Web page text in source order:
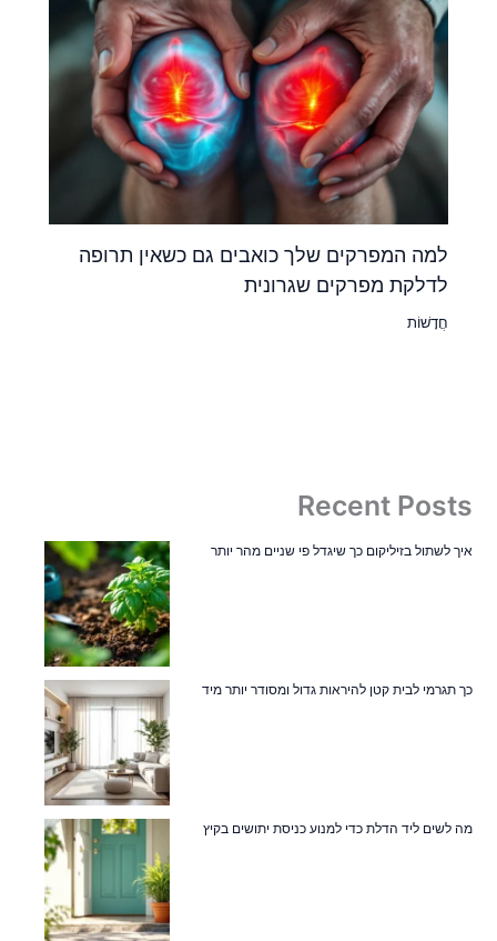
למה המפרקים שלך כואבים גם כשאין תרופה
לדלקת מפרקים שגרונית
חֲדָשׁוֹת
Recent Posts
איך לשתול בזיליקום כך שיגדל פי שניים מהר יותר
כך תגרמי לבית קטן להיראות גדול ומסודר יותר מיד
מה לשים ליד הדלת כדי למנוע כניסת יתושים בקיץ